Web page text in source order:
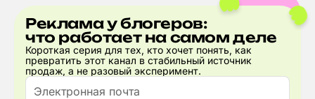
Реклама у блогеров:
что работает на самом деле
Короткая серия для тех, кто хочет понять, как
превратить этот канал в стабильный источник
продаж, а не разовый эксперимент.